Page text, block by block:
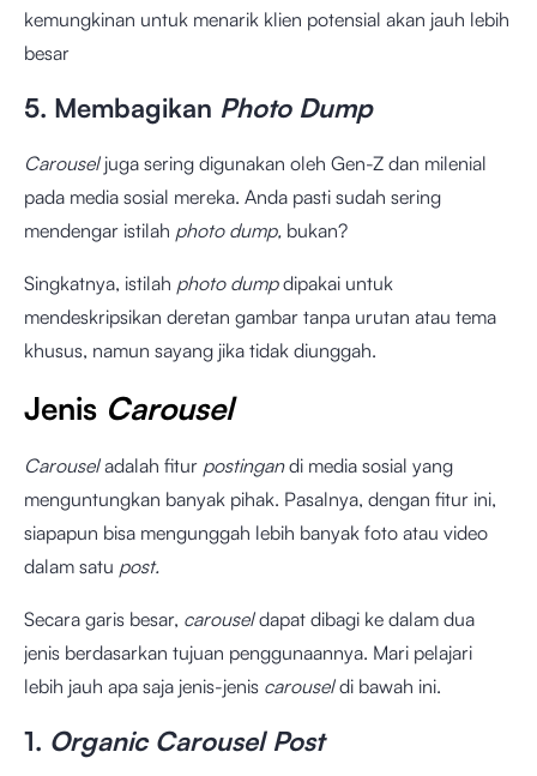
kemungkinan untuk menarik klien potensial akan jauh lebih
besar
5. Membagikan Photo Dump
Carousel juga sering digunakan oleh Gen-Z dan milenial
pada media sosial mereka. Anda pasti sudah sering
mendengar istilah photo dump, bukan?
Singkatnya, istilah photo dumpdipakai untuk
mendeskripsikan deretan gambar tanpa urutan atau tema
khusus, namun sayang jika tidak diunggah.
Jenis Carousel
Carouseladalah fitur postingandi media sosial yang
menguntungkan banyak pihak. Pasalnya, dengan fitur ini,
siapapun bisa mengunggah lebih banyak foto atau video
dalam satu post.
Secara garis besar, carouseldapat dibagi ke dalam dua
jenis berdasarkan tujuan penggunaannya. Mari pelajari
lebih jauh apa saja jenis-jenis carouseldi bawah ini.
1. Organic Carousel Post